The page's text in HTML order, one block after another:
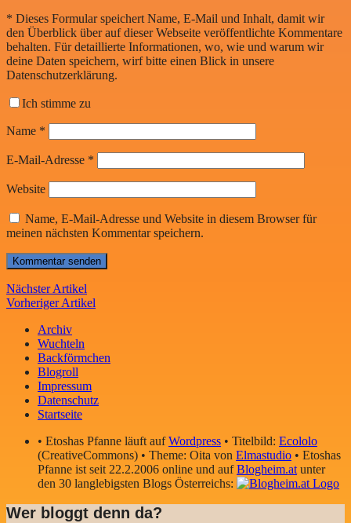
* Dieses Formular speichert Name, E-Mail und Inhalt, damit wir
den Überblick über auf dieser Webseite veröffentlichte Kommentare
behalten. Für detaillierte Informationen, wo, wie und warum wir
deine Daten speichern, wirf bitte einen Blick in unsere
Datenschutzerklärung.
Ich stimme zu
Name *
E-Mail-Adresse *
Website
Name, E-Mail-Adresse und Website in diesem Browser für
meinen nächsten Kommentar speichern.
Nächster Artikel
Vorheriger Artikel
Archiv
Wuchteln
Backförmchen
Blogroll
Impressum
Datenschutz
Startseite
• Etoshas Pfanne läuft aufWordpress • Titelbild: Ecololo
(CreativeCommons) • Theme: Oita von Elmastudio • Etoshas
Pfanne ist seit 22.2.2006 online und aufBlogheim.atunter
den 30 langlebigsten Blogs Österreichs:
Wer bloggt denn da?